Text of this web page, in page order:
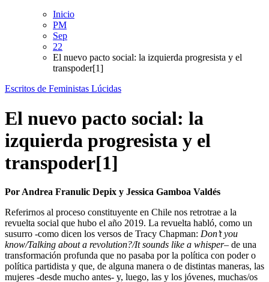
Inicio
PM
Sep
22
El nuevo pacto social: la izquierda progresista y el
transpoder[1]
Escritos de Feministas Lúcidas
El nuevo pacto social: la
izquierda progresista y el
transpoder[1]
Por Andrea Franulic Depix y Jessica Gamboa Valdés
Referirnos al proceso constituyente en Chile nos retrotrae a la
revuelta social que hubo el año 2019. La revuelta habló, como un
susurro -como dicen los versos de Tracy Chapman: Don’t you
know/Talking about a revolution?/It sounds like a whisper– de una
transformación profunda que no pasaba por la política con poder o
política partidista y que, de alguna manera o de distintas maneras, las
mujeres -desde mucho antes- y, luego, las y los jóvenes, muchas/os